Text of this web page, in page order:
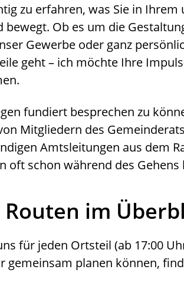
zu erfahren, was Sie in
bewegt. Ob es um die
Gewerbe oder ganz
geht – ich möchte Ihre
fundiert besprechen zu
Mitgliedern des
Amtsleitungen aus dem
oft schon während des Gehens
Routen im
für jeden Ortsteil (ab 17:00
gemeinsam planen können,